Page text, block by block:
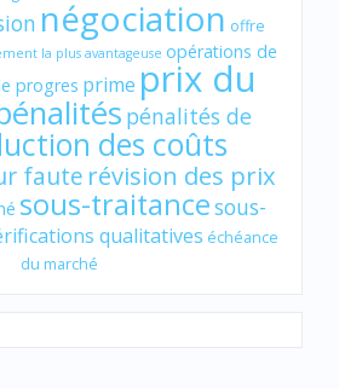
négociation offre
la plus avantageuse opérations de
progres prime prix du
pénalités de
des coûts
faute révision des prix
sous-traitancesous-
qualitatives échéance
du marché